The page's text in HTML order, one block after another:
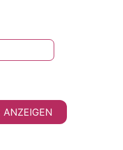
ANZEIGEN